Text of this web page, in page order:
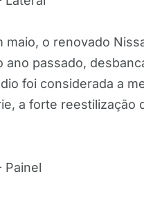
maio, o renovado
ano passado,
foi considerada a
a forte reestilização